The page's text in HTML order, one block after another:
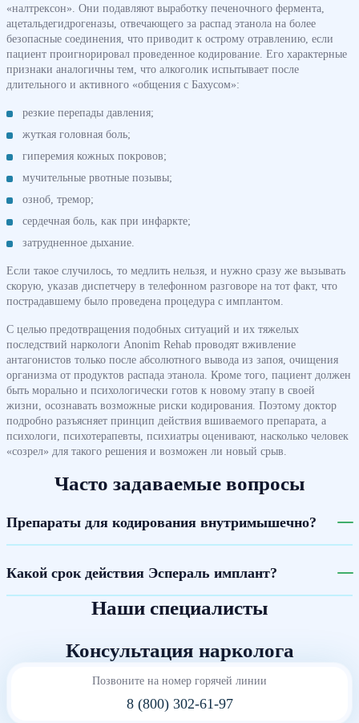
«налтрексон». Они подавляют выработку печеночного фермента,
ацетальдегидрогеназы, отвечающего за распад этанола на более
безопасные соединения, что приводит к острому отравлению, если
пациент проигнорировал проведенное кодирование. Его характерные
признаки аналогичны тем, что алкоголик испытывает после
длительного и активного «общения с Бахусом»:
резкие перепады давления;
жуткая головная боль;
гиперемия кожных покровов;
мучительные рвотные позывы;
озноб, тремор;
сердечная боль, как при инфаркте;
затрудненное дыхание.
Если такое случилось, то медлить нельзя, и нужно сразу же вызывать
скорую, указав диспетчеру в телефонном разговоре на тот факт, что
пострадавшему было проведена процедура с имплантом.
С целью предотвращения подобных ситуаций и их тяжелых
последствий наркологи Anonim Rehab проводят вживление
антагонистов только после абсолютного вывода из запоя, очищения
организма от продуктов распада этанола. Кроме того, пациент должен
быть морально и психологически готов к новому этапу в своей
жизни, осознавать возможные риски кодирования. Поэтому доктор
подробно разъясняет принцип действия вшиваемого препарата, а
психологи, психотерапевты, психиатры оценивают, насколько человек
«созрел» для такого решения и возможен ли новый срыв.
Часто задаваемые вопросы
Препараты для кодирования внутримышечно?
Какой срок действия Эспераль имплант?
Наши специалисты
Консультация нарколога
Позвоните на номер горячей линии
8 (800) 302-61-97